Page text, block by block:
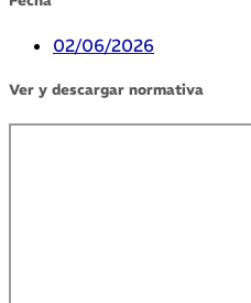
02/06/2026
Ver y descargar normativa